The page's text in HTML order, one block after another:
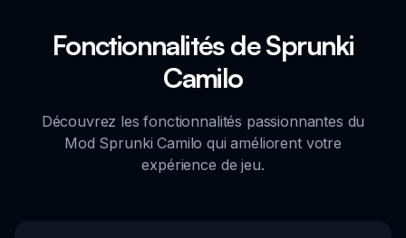
Fonctionnalités de Sprunki
Camilo
Découvrez les fonctionnalités passionnantes du
Mod Sprunki Camilo qui améliorent votre
expérience de jeu.